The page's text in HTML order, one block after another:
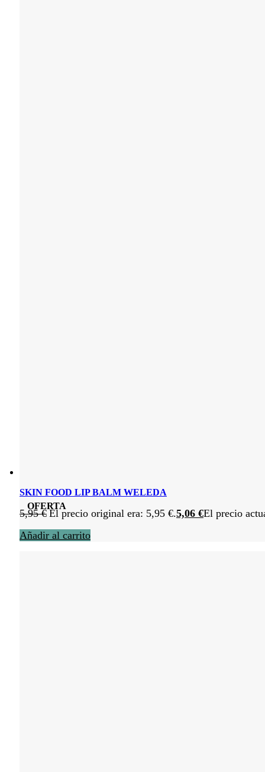
OFERTA
SKIN FOOD LIP BALM WELEDA
5,95€ El precio original era: 5,95 €.5,06 €El precio
Añadir al carrito